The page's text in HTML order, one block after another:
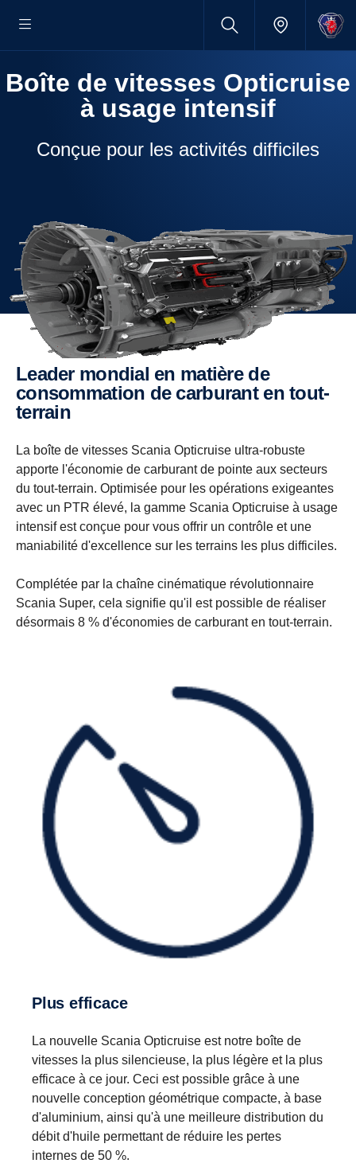
Boîte de vitesses Opticruise
à usage intensif
Conçue pour les activités difficiles
Leader mondial en matière de
consommation de carburant en tout-
terrain
La boîte de vitesses Scania Opticruise ultra-robuste
apporte l'économie de carburant de pointe aux secteurs
du tout-terrain. Optimisée pour les opérations exigeantes
avec un PTR élevé, la gamme Scania Opticruise à usage
intensif est conçue pour vous offrir un contrôle et une
maniabilité d'excellence sur les terrains les plus difficiles.
Complétée par la chaîne cinématique révolutionnaire
Scania Super, cela signifie qu'il est possible de réaliser
désormais 8 % d'économies de carburant en tout-terrain.
Plus efficace
La nouvelle Scania Opticruise est notre boîte de
vitesses la plus silencieuse, la plus légère et la plus
efficace à ce jour. Ceci est possible grâce à une
nouvelle conception géométrique compacte, à base
d'aluminium, ainsi qu'à une meilleure distribution du
débit d'huile permettant de réduire les pertes
internes de 50 %.